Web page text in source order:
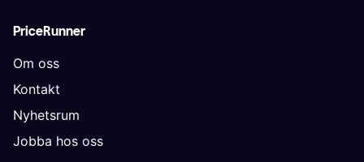
PriceRunner
Om oss
Kontakt
Nyhetsrum
Jobba hos oss